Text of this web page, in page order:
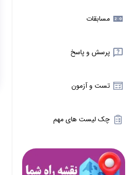
مسابقات
پرسش و پاسخ
تست و آزمون
چک لیست های مهم